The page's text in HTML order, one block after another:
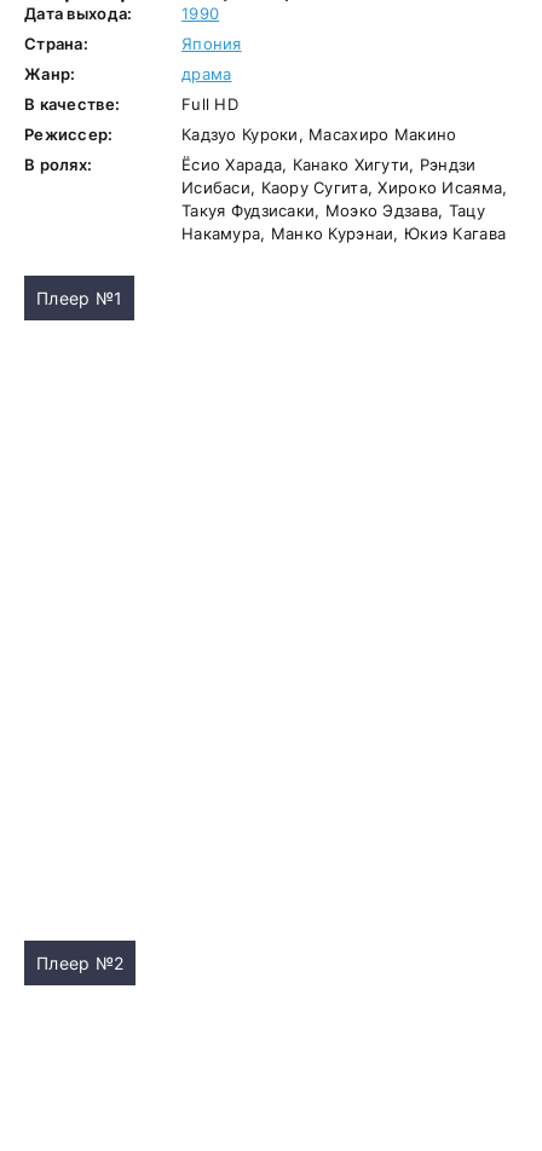
Дата выхода:
1990
Страна:
Япония
Жанр:
драма
В качестве:
Full HD
Режиссер:
Кадзуо Куроки, Масахиро Макино
В ролях:
Ёсио Харада, Канако Хигути, Рэндзи
Исибаси, Каору Сугита, Хироко Исаяма,
Такуя Фудзисаки, Моэко Эдзава, Тацу
Накамура, Манко Курэнаи, Юкиэ Кагава
Плеер №1
Плеер №2